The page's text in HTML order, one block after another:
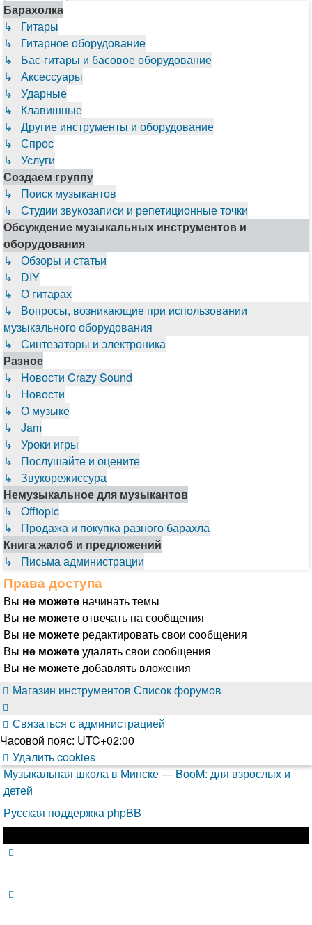
Барахолка
↳ Гитары
↳ Гитарное оборудование
↳ Бас-гитары и басовое оборудование
↳ Аксессуары
↳ Ударные
↳ Клавишные
↳ Другие инструменты и оборудование
↳ Спрос
↳ Услуги
Создаем группу
↳ Поиск музыкантов
↳ Студии звукозаписи и репетиционные точки
Обсуждение музыкальных инструментов и
оборудования
↳ Обзоры и статьи
↳ DIY
↳ О гитарах
↳ Вопросы, возникающие при использовании
музыкального оборудования
↳ Синтезаторы и электроника
Разное
↳ Новости Crazy Sound
↳ Новости
↳ О музыке
↳ Jam
↳ Уроки игры
↳ Послушайте и оцените
↳ Звукорежиссура
Немузыкальное для музыкантов
↳ Offtopic
↳ Продажа и покупка разного барахла
Книга жалоб и предложений
↳ Письма администрации
Права доступа
Вы не можете начинать темы
Вы не можетеотвечать на сообщения
Вы не можете редактировать свои сообщения
Вы не можетеудалять свои сообщения
Вы не можетедобавлять вложения
Магазин инструментов Список форумов
Связаться с администрацией
Часовой пояс: UTC+02:00
Удалить cookies
Музыкальная школа в Минске — BooM: для взрослых и
детей
Русская поддержка phpBB